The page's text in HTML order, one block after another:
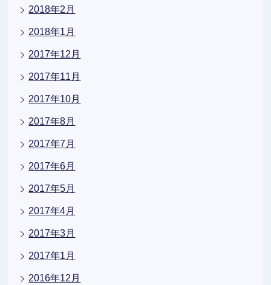
2018年2月
2018年1月
2017年12月
2017年11月
2017年10月
2017年8月
2017年7月
2017年6月
2017年5月
2017年4月
2017年3月
2017年1月
2016年12月